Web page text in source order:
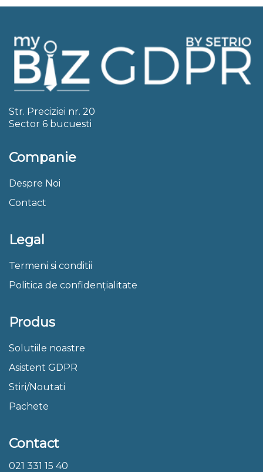
Str. Preciziei nr. 20
Sector 6 bucuesti
Companie
Despre Noi
Contact
Legal
Termeni si conditii
Politica de confidențialitate
Produs
Solutiile noastre
Asistent GDPR
Stiri/Noutati
Pachete
Contact
021 331 15 40